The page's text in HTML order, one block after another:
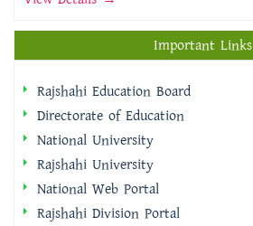
Important Links
Rajshahi Education Board
Directorate of Education
National University
Rajshahi University
National Web Portal
Rajshahi Division Portal